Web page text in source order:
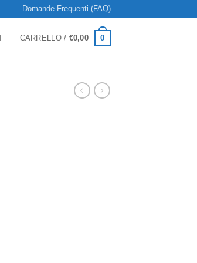
Domande Frequenti (FAQ)
CARRELLO / €0,00 0